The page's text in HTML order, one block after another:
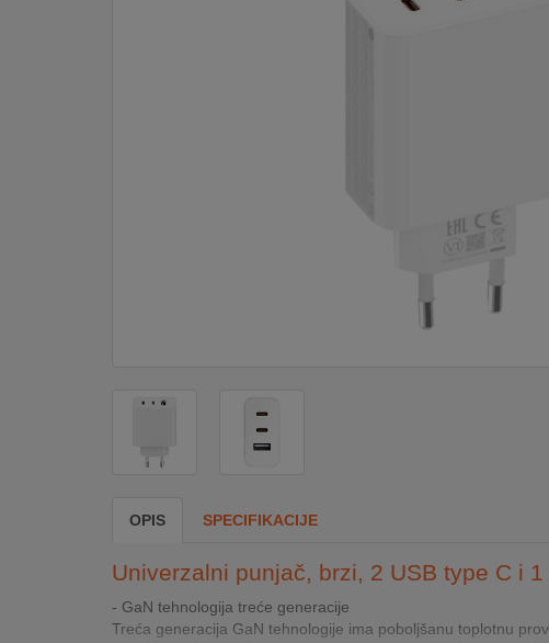
OPIS SPECIFIKACIJE
Univerzalni punjač, brzi, 2 USB type C i 1
- GaN tehnologija treće generacije
Treća generacija GaN tehnologije ima poboljšanu toplotnu